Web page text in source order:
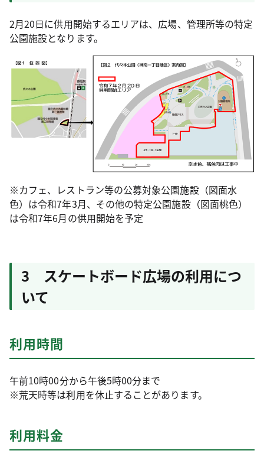
2月20日に供用開始するエリアは、広場、管理所等の特定
公園施設となります。
※カフェ、レストラン等の公募対象公園施設（図面水
色）は令和7年3月、その他の特定公園施設（図面桃色）
は令和7年6月の供用開始を予定
3 スケートボード広場の利用につ
いて
利用時間
午前10時00分から午後5時00分まで
※荒天時等は利用を休止することがあります。
利用料金